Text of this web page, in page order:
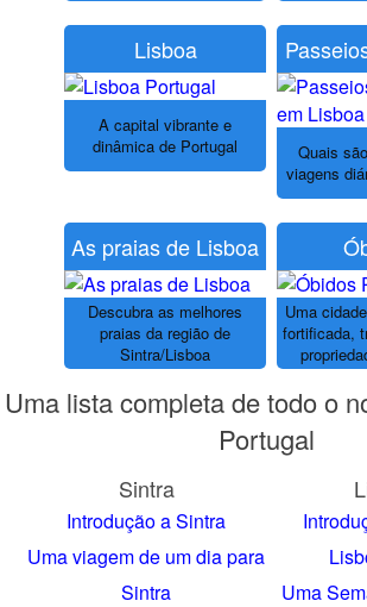
Lisboa
A capital vibrante e
dinâmica de Portugal
Quais
viagens
As praias de Lisboa
Descubra as melhores
praias da região de
Sintra/Lisboa
Uma
fortificada,
Uma lista completa de todo o
Portugal
Sintra
Introdução a Sintra
Uma viagem de um dia para
Sintra
Uma